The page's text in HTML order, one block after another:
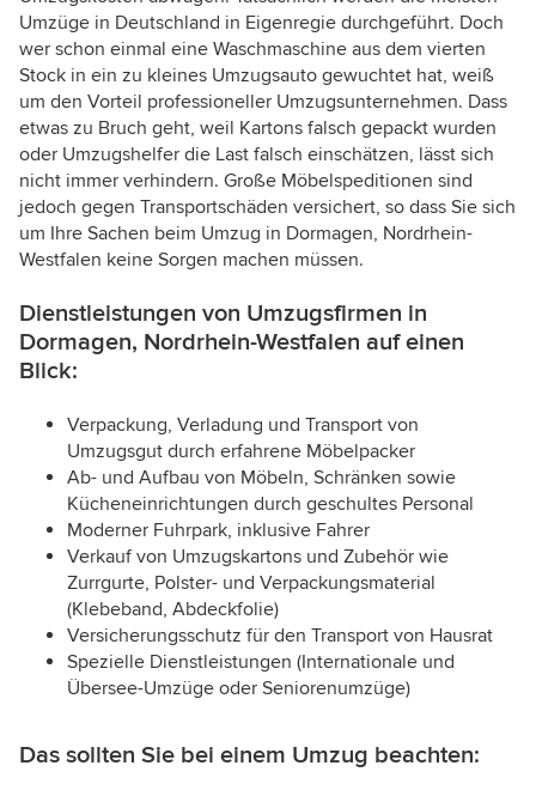
Umzüge in Deutschland in Eigenregie durchgeführt. Doch
wer schon einmal eine Waschmaschine aus dem vierten
Stock in ein zu kleines Umzugsauto gewuchtet hat, weiß
um den Vorteil professioneller Umzugsunternehmen. Dass
etwas zu Bruch geht, weil Kartons falsch gepackt wurden
oder Umzugshelfer die Last falsch einschätzen, lässt sich
nicht immer verhindern. Große Möbelspeditionen sind
jedoch gegen Transportschäden versichert, so dass Sie sich
um Ihre Sachen beim Umzug in Dormagen, Nordrhein-
Westfalen keine Sorgen machen müssen.
Dienstleistungen von Umzugsfirmen in
Dormagen, Nordrhein-Westfalen auf einen
Blick:
Verpackung, Verladung und Transport von
Umzugsgut durch erfahrene Möbelpacker
Ab- und Aufbau von Möbeln, Schränken sowie
Kücheneinrichtungen durch geschultes Personal
Moderner Fuhrpark, inklusive Fahrer
Verkauf von Umzugskartons und Zubehör wie
Zurrgurte, Polster- und Verpackungsmaterial
(Klebeband, Abdeckfolie)
Versicherungsschutz für den Transport von Hausrat
Spezielle Dienstleistungen (Internationale und
Übersee-Umzüge oder Seniorenumzüge)
Das sollten Sie bei einem Umzug beachten: